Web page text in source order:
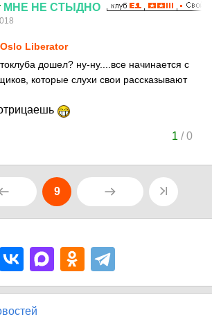
МНЕ НЕ СТЫДНО
Oslo Liberator
дошел? ну-ну....все начинается с
которые слухи свои рассказывают
1 /0
9